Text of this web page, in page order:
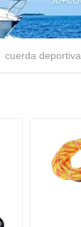
cuerda deportiva